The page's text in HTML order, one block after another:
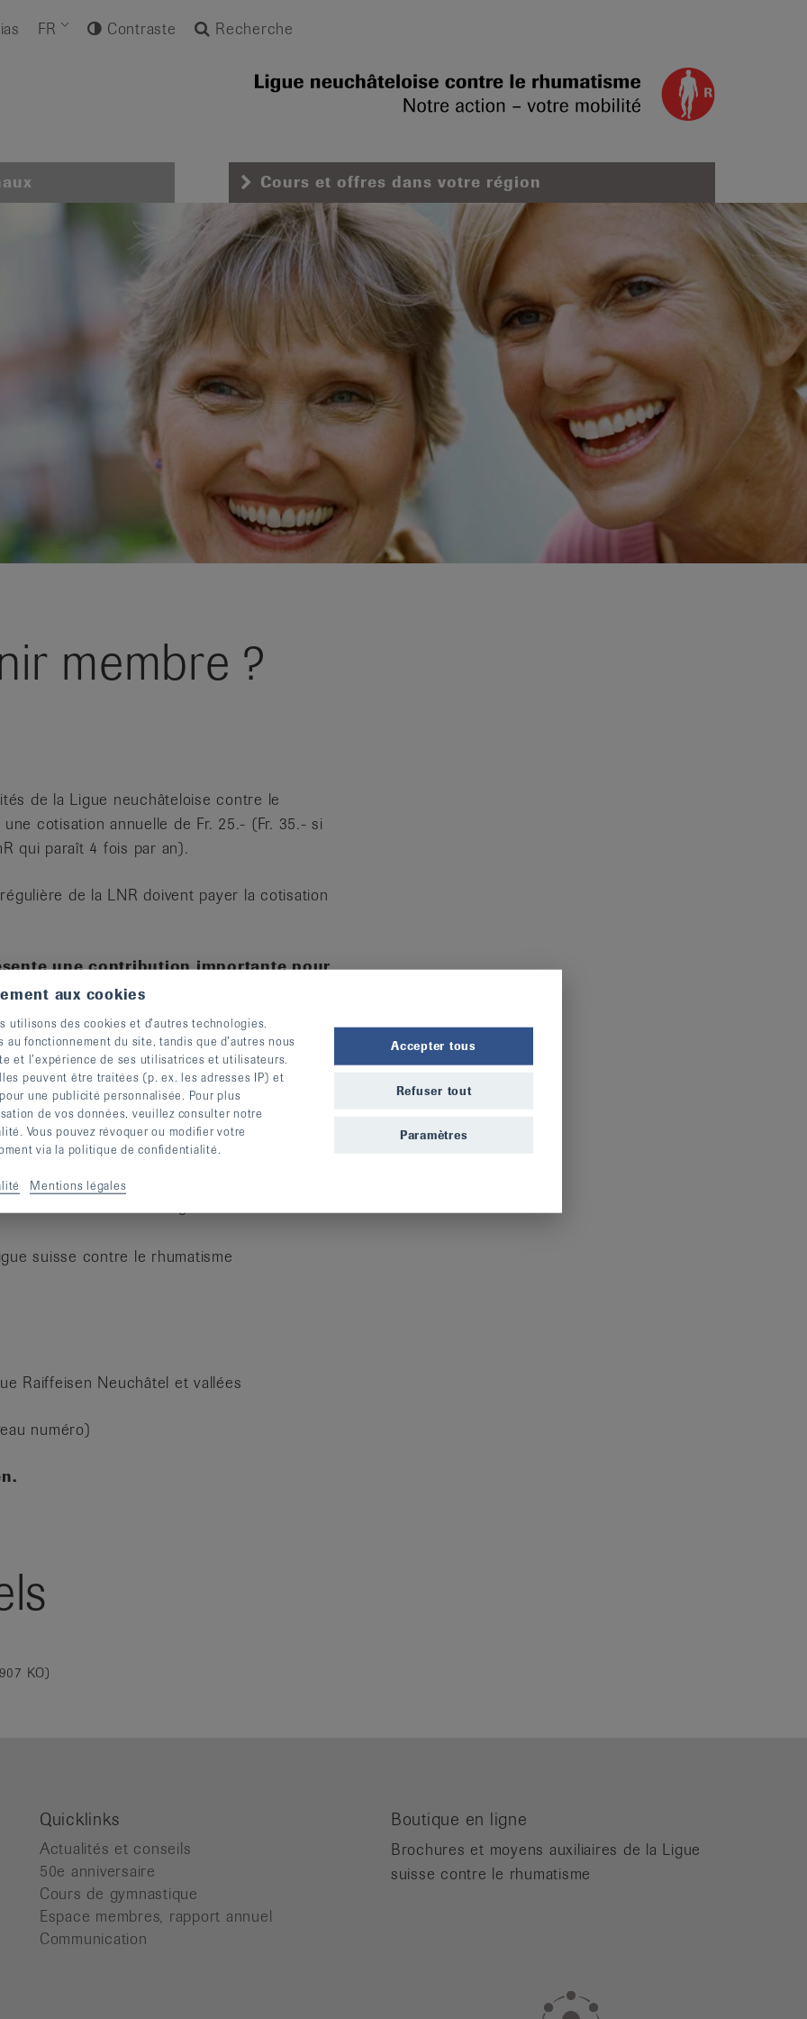
FR Contraste Recherche
Cours et offres dans votre région
membre ?
de la Ligue neuchâteloise contre le
cotisation annuelle de Fr. 25.- (Fr. 35.- si
qui paraît 4 fois par an).
de la LNR doivent payer la cotisation
une contribution importante pour
nos activités en soutenant les
ou à titre préventif.
et professionnels-le-s de la
es et à leur entourage
suisse contre le rhumatisme
Raiffeisen Neuchâtel et vallées
numéro)
KO)
Quicklinks
Actualités et conseils
50e anniversaire
Cours de gymnastique
Espace membres, rapport annuel
Communication
Boutique en ligne
Brochures et moyens auxiliaires de la Ligue
suisse contre le rhumatisme
aux cookies
utilisons des cookies et d’autres technologies.
fonctionnement du site, tandis que d’autres nous
et l’expérience de ses utilisatrices et utilisateurs.
peuvent être traitées (p. ex. les adresses IP) et
une publicité personnalisée. Pour plus
de vos données, veuillez consulter notre
Vous pouvez révoquer ou modifier votre
via la politique de confidentialité.
Mentions légales
Accepter tous
Refuser tout
Paramètres